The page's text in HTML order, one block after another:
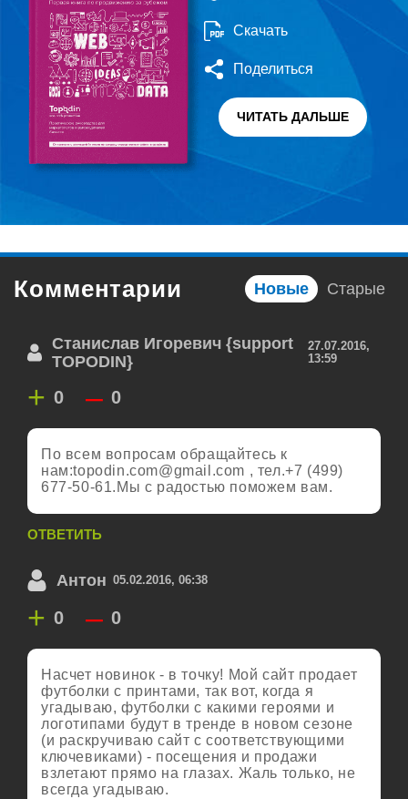
Скачать
Поделиться
ЧИТАТЬ ДАЛЬШЕ
Комментарии Новые Старые
Станислав Игоревич {support
TOPODIN}
27.07.2016,
13:59
+ 0 – 0
По всем вопросам обращайтесь к
нам:topodin.com@gmail.com , тел.+7 (499)
677-50-61.Мы с радостью поможем вам.
ОТВЕТИТЬ
Антон 05.02.2016, 06:38
+ 0 – 0
Насчет новинок - в точку! Мой сайт продает
футболки с принтами, так вот, когда я
угадываю, футболки с какими героями и
логотипами будут в тренде в новом сезоне
(и раскручиваю сайт с соответствующими
ключевиками) - посещения и продажи
взлетают прямо на глазах. Жаль только, не
всегда угадываю.